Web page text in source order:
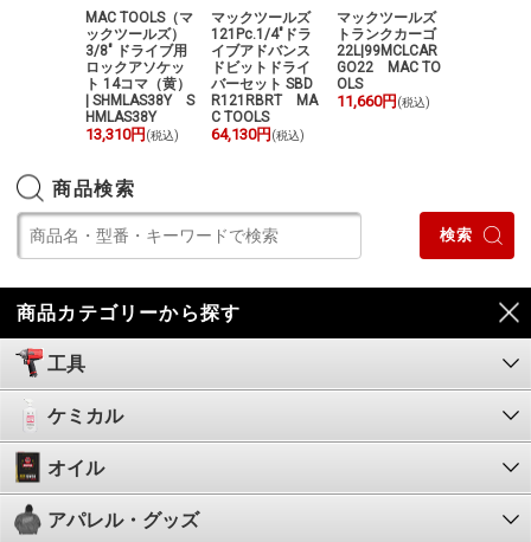
MAC TOOLS（マ
ックツールズ）
3/8" ドライブ用
ロックアソケッ
ト 14コマ（黄）
| SHMLAS38Y S
HMLAS38Y
13,310円 (税込)
マックツールズ
121Pc.1/4"ドラ
イブアドバンス
ドビットドライ
バーセット SBD
R121RBRT MA
C TOOLS
64,130円 (税込)
マックツールズ
トランクカーゴ
22L|99MCLCAR
GO22 MAC TO
OLS
11,660円 (税込)
商品検索
商品カテゴリーから探す
工具
ケミカル
オイル
アパレル・グッズ